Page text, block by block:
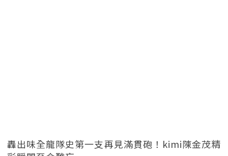
轟出味全龍隊史第一支再見滿貫砲！kimi陳金茂精